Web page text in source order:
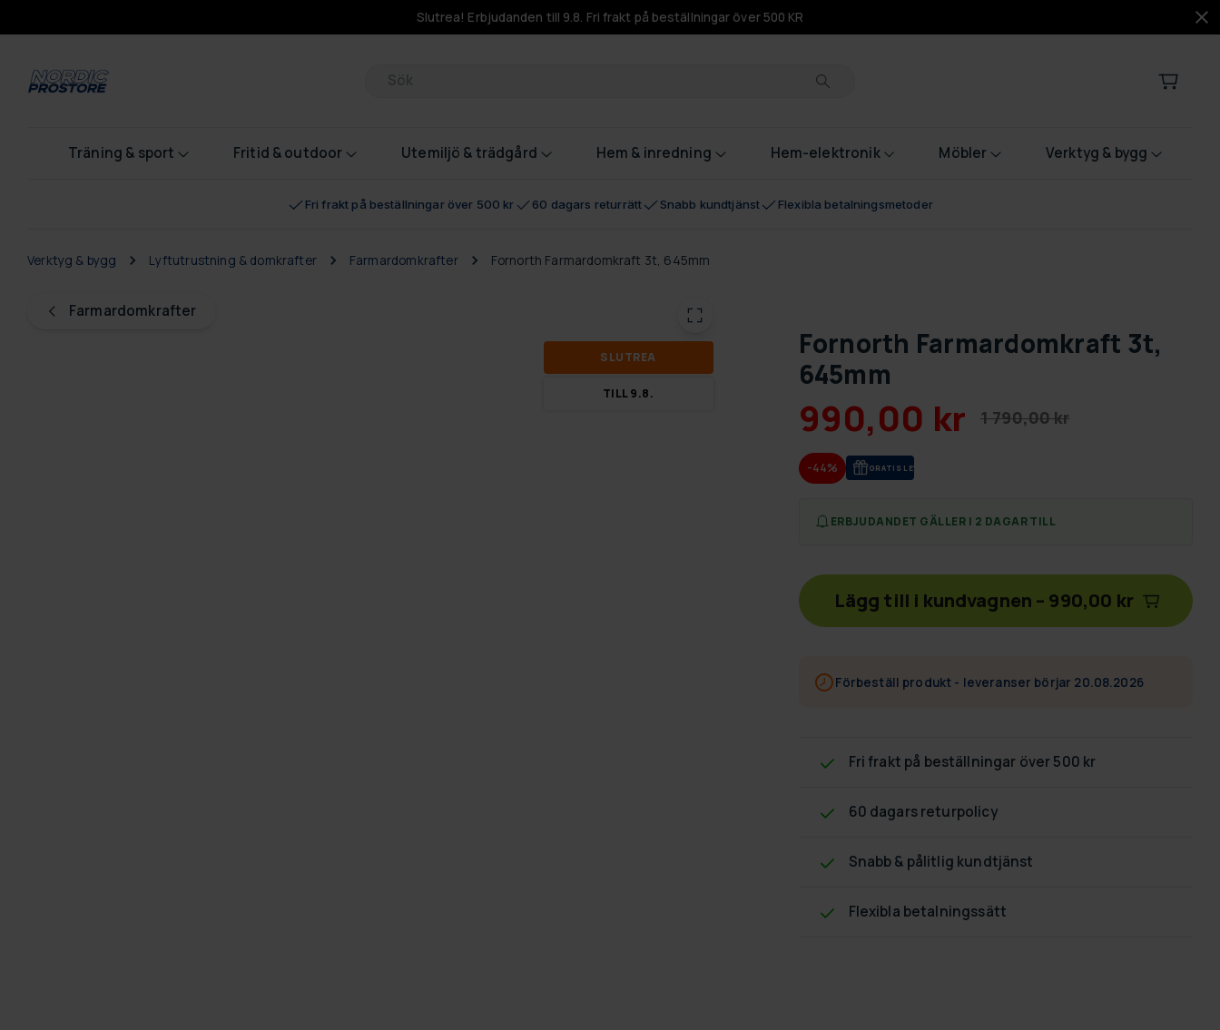
Slutrea! Erbjudanden till 9.8. Fri frakt på beställningar över 500 KR
Produkter
Träning & sport Fritid & outdoor Utemiljö & trädgård Hem & inredning Hem-elektronik Möbler Verktyg & bygg
Fri frakt på beställningar över 500 kr 60 dagars returrätt Snabb kundtjänst Flexibla betalningsmetoder
Farmardomkrafter
Verktyg & bygg Lyftutrustning & domkrafter Farmardomkrafter Fornorth Farmardomkraft 3t, 645mm
SLUT­REA
TILL 9.8.
Fornorth Farmardomkraft 3t,
645mm
990,00 kr 1 790,00 kr
-44% GRA­TIS LE­VE­RANS
ERBJUDANDET GÄLLER I 2 DAGAR TILL
Lägg till i kundvagnen – 990,00 kr
Förbeställ produkt - leveranser börjar 20.08.2026
Fri frakt på beställningar över 500 kr
60 dagars returpolicy
Snabb & pålitlig kundtjänst
Flexibla betalningssätt